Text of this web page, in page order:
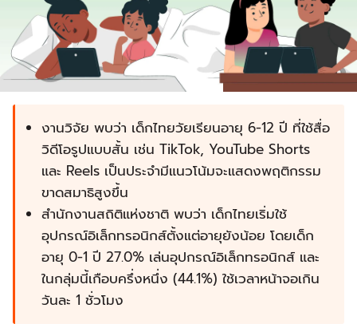
งานวิจัย พบว่า เด็กไทยวัยเรียนอายุ 6-12 ปี ที่ใช้สื่อ
วิดีโอรูปแบบสั้น เช่น TikTok, YouTube Shorts
และ Reels เป็นประจำมีแนวโน้มจะแสดงพฤติกรรม
ขาดสมาธิสูงขึ้น
สำนักงานสถิติแห่งชาติ พบว่า เด็กไทยเริ่มใช้
อุปกรณ์อิเล็กทรอนิกส์ตั้งแต่อายุยังน้อย โดยเด็ก
อายุ 0-1 ปี 27.0% เล่นอุปกรณ์อิเล็กทรอนิกส์ และ
ในกลุ่มนี้เกือบครึ่งหนึ่ง (44.1%) ใช้เวลาหน้าจอเกิน
วันละ 1 ชั่วโมง